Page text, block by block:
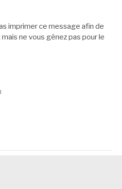
imprimer ce message afin de
ne vous gênez pas pour le